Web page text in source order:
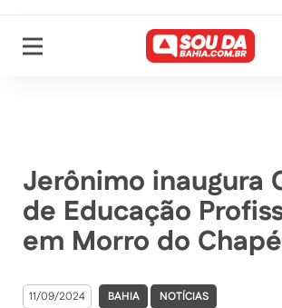
Jerônimo inaugura
de Educação
em Morro do
11/09/2024 BAHIA NOTÍCIAS